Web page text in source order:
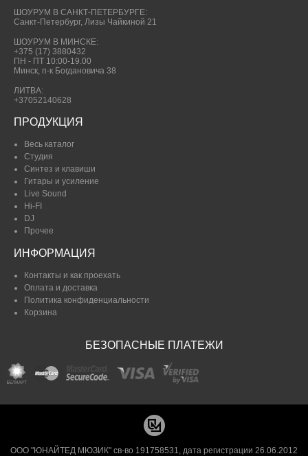
ШОУРУМ В САНКТ-ПЕТЕРБУРГЕ:
Санкт-Петербург, Лизы Чайкиной 21
ШОУРУМ В МИНСКЕ:
+375 (17) 3880432
ПН - ПТ 10:00-19.00
Минск, п-к Богдановича 38
ЛИТВА:
+37052140628
ПРОДУКЦИЯ
Весь каталог
Студия
Синтез и клавиши
Гитары и усиление
Live Sound
Hi-FI
DJ
Прочее
ИНФОРМАЦИЯ
Контакты и как проехать
Оплата и доставка
Политика конфиденциальности
Корзина
БЕЗОПАСНЫЕ ПЛАТЕЖИ
ООО "ЮНАЙТЕД МЮЗИК" св-во 191758531, дата регистрации 26.06.2012